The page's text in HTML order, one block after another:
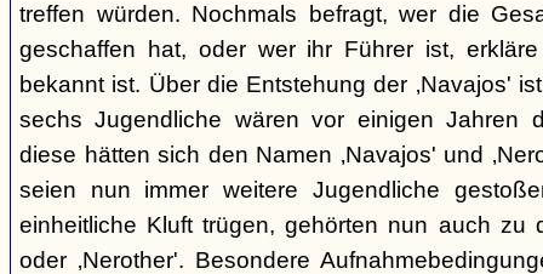
treffen würden. Nochmals befragt, wer die
geschaffen hat, oder wer ihr Führer ist,
bekannt ist. Über die Entstehung der ‚Navajos'
sechs Jugendliche wären vor einigen Jahren
diese hätten sich den Namen ‚Navajos' und
seien nun immer weitere Jugendliche
einheitliche Kluft trügen, gehörten nun auch zu
oder ‚Nerother'. Besondere